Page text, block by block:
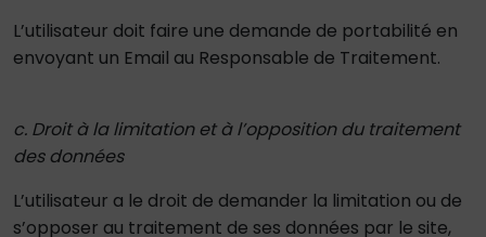
L’utilisateur doit faire une demande de portabilité en
envoyant un Email au Responsable de Traitement.
c. Droit à la limitation et à l’opposition du traitement
des données
L’utilisateur a le droit de demander la limitation ou de
s’opposer au traitement de ses données par le site,